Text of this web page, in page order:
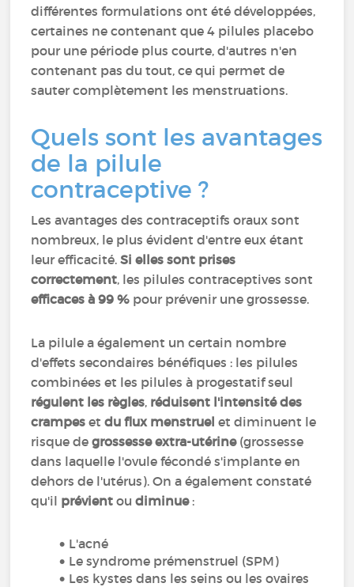
différentes formulations ont été développées,
certaines ne contenant que 4 pilules placebo
pour une période plus courte, d'autres n'en
contenant pas du tout, ce qui permet de
sauter complètement les menstruations.
Quels sont les avantages
de la pilule
contraceptive ?
Les avantages des contraceptifs oraux sont
nombreux, le plus évident d'entre eux étant
leur efficacité.Si elles sont prises
correctement, les pilules contraceptives sont
efficaces à 99 % pour prévenir une grossesse.
La pilule a également un certain nombre
d'effets secondaires bénéfiques : les pilules
combinées et les pilules à progestatif seul
régulent les règles, réduisent l'intensité des
crampes etdu flux menstruel et diminuent le
risque de grossesse extra-utérine(grossesse
dans laquelle l'ovule fécondé s'implante en
dehors de l'utérus). On a également constaté
qu'il prévient oudiminue :
L'acné
Le syndrome prémenstruel (SPM)
Les kystes dans les seins ou les ovaires